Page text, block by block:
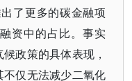
了更多的碳金融项
资中的占比。事实
政策的具体表现，
仅无法减少二氧化